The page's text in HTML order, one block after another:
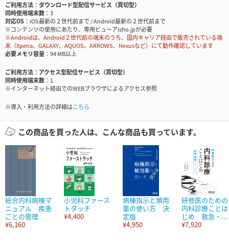
ご利用方法
ダウンロード型配信サービス（買切型）
同時使用端末数
3
対応OS
iOS最新の２世代前まで / Android最新の２世代前まで
※コンテンツの使用にあたり、専用ビューアisho.jpが必要
※Androidは、Android２世代前の端末のうち、国内キャリア経由で販売されている端
末（Xperia、GALAXY、AQUOS、ARROWS、Nexusなど）にて動作確認しています
必要メモリ容量
94 MB以上
ご利用方法
アクセス型配信サービス（買切型）
同時使用端末数
1
※インターネット経由でのWEBブラウザによるアクセス参照
※導入・利用方法の詳細はこちら
この商品を買った人は、こんな商品も買っています。
総合内科病棟マ
ニュアル 疾患
ごとの管理
¥6,160
小児科ファース
トタッチ
¥4,400
病棟指示と頻用
薬の使い方 決
定版
¥4,950
研修医のための
内科診療ことは
じめ 救急・...
¥7,920